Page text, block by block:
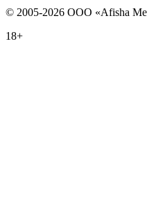
© 2005-2026 ООО «Afisha
18+